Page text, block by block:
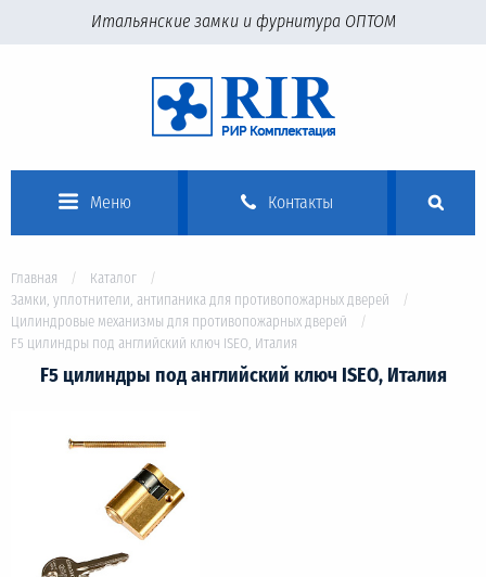
Итальянские замки и фурнитура ОПТОМ
Меню Контакты
Главная
Каталог
Замки, уплотнители, антипаника для противопожарных дверей
Цилиндровые механизмы для противопожарных дверей
F5 цилиндры под английский ключ ISEO, Италия
F5 цилиндры под английский ключ ISEO, Италия